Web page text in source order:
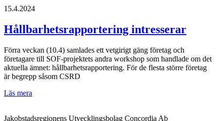
15.4.2024
Hållbarhetsrapportering intresserar
Förra veckan (10.4) samlades ett vetgirigt gäng företag och
företagare till SOF-projektets andra workshop som handlade om det
aktuella ämnet: hållbarhetsrapportering. För de flesta större företag
är begrepp såsom CSRD
Läs mera
Jakobstadsregionens Utvecklingsbolag Concordia Ab